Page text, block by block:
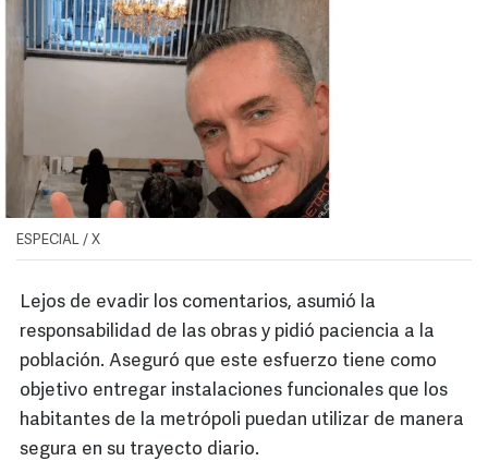
ESPECIAL / X
Lejos de evadir los comentarios, asumió la
responsabilidad de las obras y pidió paciencia a la
población. Aseguró que este esfuerzo tiene como
objetivo entregar instalaciones funcionales que los
habitantes de la metrópoli puedan utilizar de manera
segura en su trayecto diario.